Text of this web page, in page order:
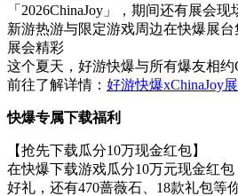
「2026ChinaJoy」，期间还有展会
新游热游与限定游戏周边在快爆展
展会精彩
这个夏天，好游快爆与所有爆友相约
前往了解详情： 好游快爆xChinaJoy
快爆专属下载福利
【抢先下载瓜分10万现金红包】
在快爆下载游戏瓜分10万元现金红包
好礼，还有470蔷薇石、18款礼包等